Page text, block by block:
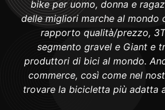
bike per uomo, donna e
delle migliori marche al mondo
rapporto qualità/prezzo,
segmento gravel e Giant e
produttori di bici al mondo.
commerce, così come nel
trovare la bicicletta più adatta